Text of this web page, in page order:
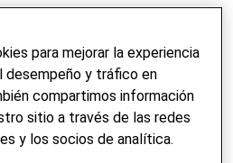
solicita a los legisladores
que ajusten la política suiza a
Sostenible establecidos en la
En particular, es esencial la
desarrollo: todas las
tienen un impacto en los países
para mejorar la experiencia
desempeño y tráfico en
compartimos información
sitio a través de las redes
y los socios de analítica.